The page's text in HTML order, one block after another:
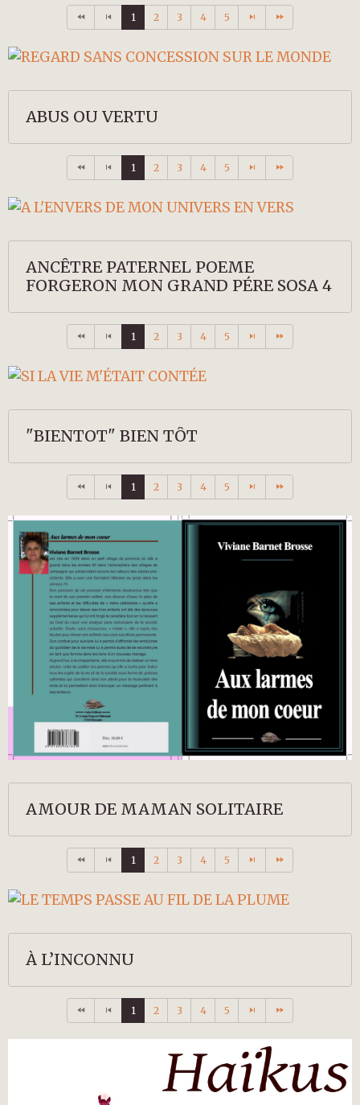
1 2 3 4 5
ABUS OU VERTU
1 2 3 4 5
ANCÊTRE PATERNEL POEME
FORGERON MON GRAND PÉRE SOSA 4
1 2 3 4 5
"BIENTOT" BIEN TÔT
1 2 3 4 5
AMOUR DE MAMAN SOLITAIRE
1 2 3 4 5
À L’INCONNU
1 2 3 4 5